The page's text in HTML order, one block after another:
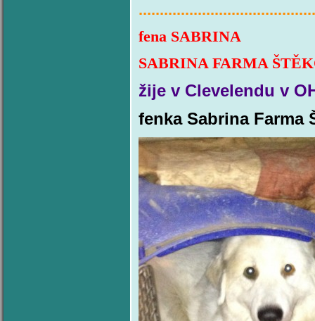
fena
SABRINA FARMA
žije v Clevelendu v
fenka Sabrina Farma